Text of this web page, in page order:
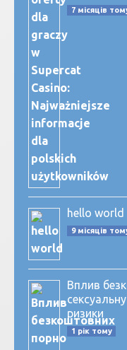
7 місяців
hello world
9 місяців
Вплив
ризики
1 рік тому